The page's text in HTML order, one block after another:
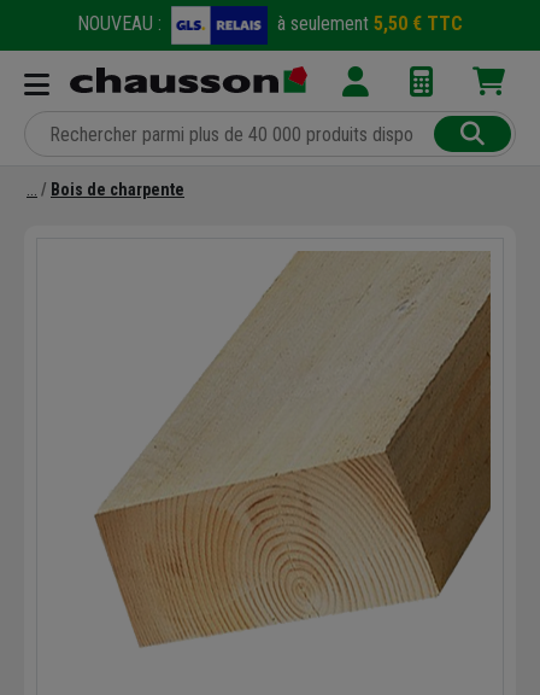
NOUVEAU : à seulement 5,50 € TTC
Bois de charpente